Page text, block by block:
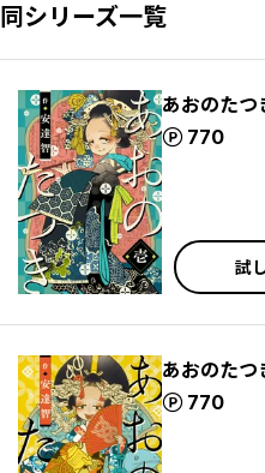
同シリーズ一覧
あおのたつ
770
ポイント
試
あおのたつ
770
ポイント